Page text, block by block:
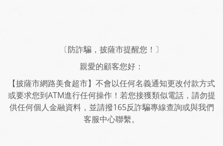
〔防詐騙，披薩市提醒您！〕
親愛的顧客您好：
【披薩市網路美食超市】不會以任何名義通知更改付款方式
或要求您到ATM進行任何操作！若您接獲類似電話，請勿提
供任何個人金融資料，並請撥165反詐騙專線查詢或與我們
客服中心聯繫。